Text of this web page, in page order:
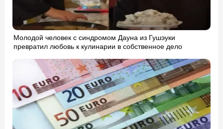
Молодой человек с синдромом Дауна из Гушэуки
превратил любовь к кулинарии в собственное дело